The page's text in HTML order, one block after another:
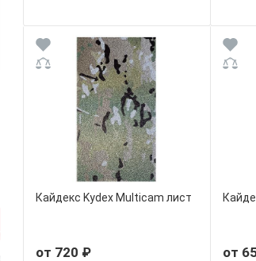
Кайдекс Kydex Multicam лист
от 720 ₽ от